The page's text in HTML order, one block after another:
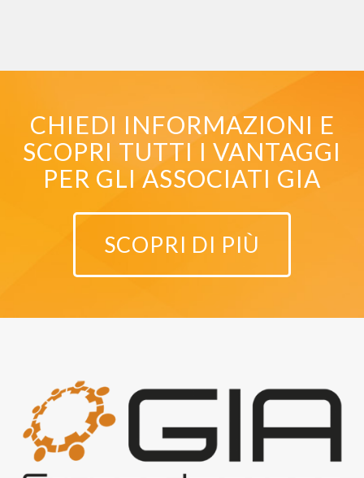
CHIEDI INFORMAZIONI E
SCOPRI TUTTI I VANTAGGI
PER GLI ASSOCIATI GIA
SCOPRI DI PIÙ